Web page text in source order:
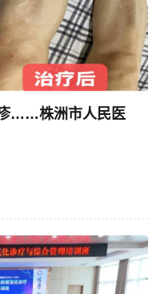
……株洲市人民医